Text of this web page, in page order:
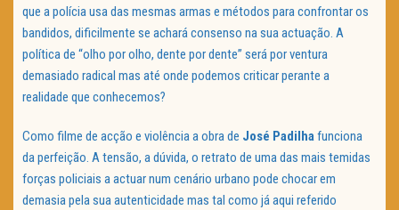
que a polícia usa das mesmas armas e métodos para confrontar os
bandidos, dificilmente se achará consenso na sua actuação. A
política de “olho por olho, dente por dente” será por ventura
demasiado radical mas até onde podemos criticar perante a
realidade que conhecemos?
Como filme de acção e violência a obra de José Padilhafunciona
da perfeição. A tensão, a dúvida, o retrato de uma das mais temidas
forças policiais a actuar num cenário urbano pode chocar em
demasia pela sua autenticidade mas tal como já aqui referido